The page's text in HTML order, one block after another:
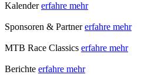
Kalender erfahre mehr
Sponsoren & Partner erfahre mehr
MTB Race Classics erfahre mehr
Berichte erfahre mehr